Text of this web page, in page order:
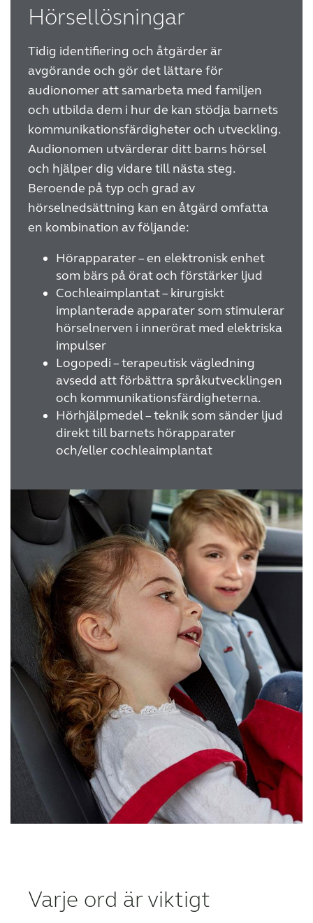
Hörsellösningar
Tidig identifiering och åtgärder är
avgörande och gör det lättare för
audionomer att samarbeta med familjen
och utbilda dem i hur de kan stödja barnets
kommunikationsfärdigheter och utveckling.
Audionomen utvärderar ditt barns hörsel
och hjälper dig vidare till nästa steg.
Beroende på typ och grad av
hörselnedsättning kan en åtgärd omfatta
en kombination av följande:
Hörapparater – en elektronisk enhet
som bärs på örat och förstärker ljud
Cochleaimplantat – kirurgiskt
implanterade apparater som stimulerar
hörselnerven i innerörat med elektriska
impulser
Logopedi – terapeutisk vägledning
avsedd att förbättra språkutvecklingen
och kommunikationsfärdigheterna.
Hörhjälpmedel – teknik som sänder ljud
direkt till barnets hörapparater
och/eller cochleaimplantat
Varje ord är viktigt